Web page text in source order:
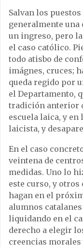
Salvan los
generalmente
un ingreso, pero
el caso católico.
todo atisbo de
imágnes, cruces;
queda regido por
el Departamento,
tradición anterior
escuela laica, y
laicista, y
En el caso
veintena de
medidas. Uno lo
este curso, y otros
hagan en el
alumnos
liquidando en el
derecho a elegir
creencias